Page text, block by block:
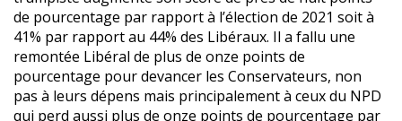
de pourcentage par rapport à l’élection de 2021 soit à
41% par rapport au 44% des Libéraux. Il a fallu une
remontée Libéral de plus de onze points de
pourcentage pour devancer les Conservateurs, non
pas à leurs dépens mais principalement à ceux du NPD
qui perd aussi plus de onze points de pourcentage par